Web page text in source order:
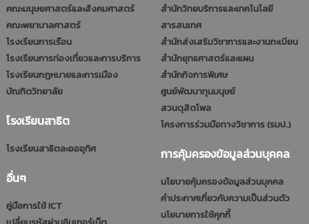
คณะมนุษยศาสตร์และสังคมศาสตร์
คณะพยาบาลศาสตร์
โรงเรียนการเรือน
โรงเรียนการท่องเที่ยวและการบริการ
โรงเรียนกฎหมายและการเมือง
บัณฑิตวิทยาลัย
โรงเรียนสาธิต
โรงเรียนสาธิตละอออุทิศ
อื่นๆ
คู่มือการใช้ ICT
สำนักวิทยบริการและเทคโนโลยี
สารสนเทศ
สำนักส่งเสริมวิชาการและงานทะเบียน
สำนักยุทธศาสตร์และแผน
สำนักกิจการพิเศษ
ศูนย์พัฒนาทุนมนุษย์
สวนดุสิตโพล
โครงการร่วมมือทางวิชาการ (รมป.)
การคุ้มครองข้อมูลส่วนบุคคล
นโยบายคุ้มครองข้อมูลส่วนบุคคล
คำประกาศเกี่ยวกับความเป็นส่วนตัว
นโยบายการใช้คุกกี้